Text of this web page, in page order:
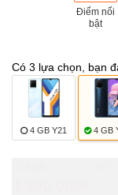
Điểm nổi
bật
Có 3 lựa chọn, bạn
4 GB Y21 4 GB